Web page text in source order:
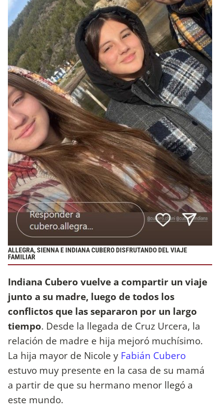
ALLEGRA, SIENNA E INDIANA CUBERO DISFRUTANDO DEL VIAJE
FAMILIAR
Indiana Cubero vuelve a compartir un viaje
junto a su madre, luego de todos los
conflictos que las separaron por un largo
tiempo. Desde la llegada de Cruz Urcera, la
relación de madre e hija mejoró muchísimo.
La hija mayor de Nicole y Fabián Cubero
estuvo muy presente en la casa de su mamá
a partir de que su hermano menor llegó a
este mundo.